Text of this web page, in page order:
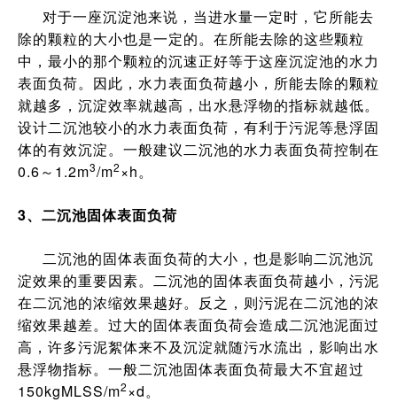
对于一座沉淀池来说，当进水量一定时，它所能去
除的颗粒的大小也是一定的。在所能去除的这些颗粒
中，最小的那个颗粒的沉速正好等于这座沉淀池的水力
表面负荷。因此，水力表面负荷越小，所能去除的颗粒
就越多，沉淀效率就越高，出水悬浮物的指标就越低。
设计二沉池较小的水力表面负荷，有利于污泥等悬浮固
体的有效沉淀。一般建议二沉池的水力表面负荷控制在
0.6～1.2m3/m2 ×h。
3、二沉池固体表面负荷
二沉池的固体表面负荷的大小，也是影响二沉池沉
淀效果的重要因素。二沉池的固体表面负荷越小，污泥
在二沉池的浓缩效果越好。反之，则污泥在二沉池的浓
缩效果越差。过大的固体表面负荷会造成二沉池泥面过
高，许多污泥絮体来不及沉淀就随污水流出，影响出水
悬浮物指标。一般二沉池固体表面负荷最大不宜超过
150kgMLSS/m2 ×d。